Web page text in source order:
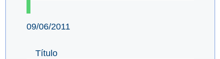
09/06/2011
Título